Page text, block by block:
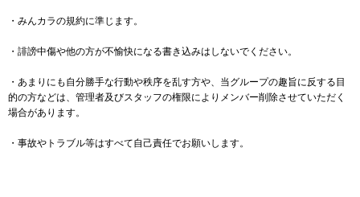
・みんカラの規約に準じます。
・誹謗中傷や他の方が不愉快になる書き込みはしないでください。
・あまりにも自分勝手な行動や秩序を乱す方や、当グループの趣旨に反する目
的の方などは、管理者及びスタッフの権限によりメンバー削除させていただく
場合があります。
・事故やトラブル等はすべて自己責任でお願いします。